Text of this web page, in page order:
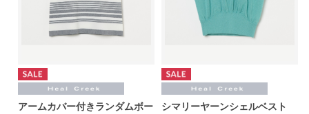
アームカバー付きランダムボー
シマリーヤーンシェルベスト